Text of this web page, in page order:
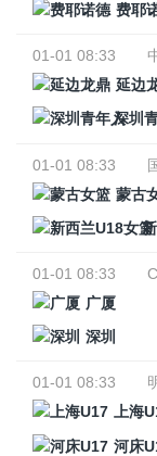
费耶
01-01 08:33
延边
深圳
01-01 08:33
蒙古
01-01 08:33
广厦
深圳
01-01 08:33
上海
河床